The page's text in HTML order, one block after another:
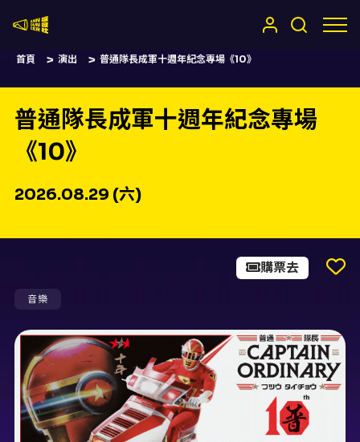
首頁 演出 普通隊長成軍十週年紀念專場《10》
普通隊長成軍十週年紀念專場
《10》
2026.08.29 (六)
音樂
購票去